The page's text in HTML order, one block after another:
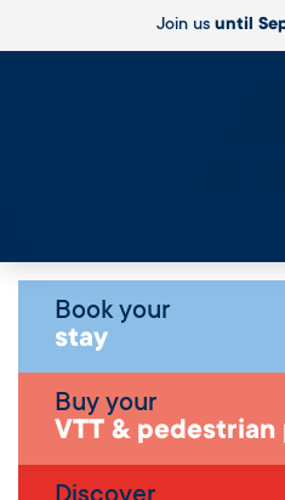
Join us until
Book your
stay
Buy your
VTT & pedestrian